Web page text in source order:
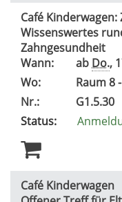
Café
Wissenswertes
Zahngesundheit
Wann:
ab Do.,
Wo:
Raum 8
Nr.:
G1.5.30
Status:
Café Kinderwagen